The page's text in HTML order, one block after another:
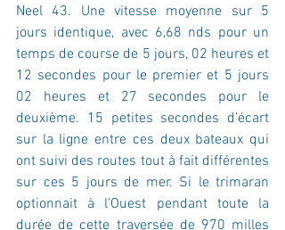
Neel 43. Une vitesse moyenne sur 5
jours identique, avec 6,68 nds pour un
temps de course de 5 jours, 02 heures et
12 secondes pour le premier et 5 jours
02 heures et 27 secondes pour le
deuxième. 15 petites secondes d’écart
sur la ligne entre ces deux bateaux qui
ont suivi des routes tout à fait différentes
sur ces 5 jours de mer. Si le trimaran
optionnait à l’Ouest pendant toute la
durée de cette traversée de 970 milles